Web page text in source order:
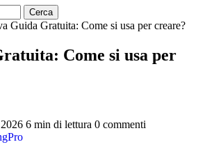
Cerca
Guida Gratuita: Come si usa per creare?
Come si usa per
6 min di lettura 0 commenti